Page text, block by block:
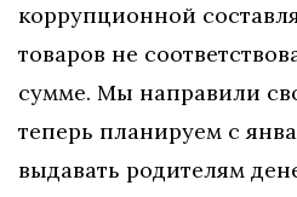
коррупционной
товаров не
сумме. Мы направили
теперь планируем с
выдавать родителям